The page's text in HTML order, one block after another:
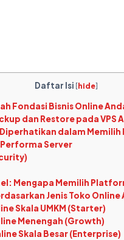
Daftar Isi [hide]
Fondasi Bisnis Online
dan Restore pada VPS
dalam Memilih
Server
Mengapa Memilih
Jenis Toko Online
Skala UMKM (Starter)
Menengah (Growth)
Skala Besar (Enterprise)